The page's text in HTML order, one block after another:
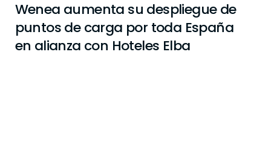
Wenea aumenta su despliegue de
puntos de carga por toda España
en alianza con Hoteles Elba